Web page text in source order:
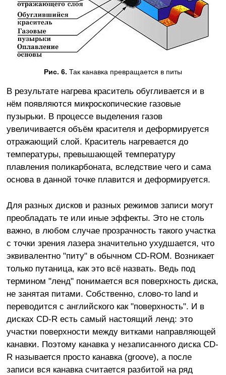
Рис. 6. Так канавка превращается в питы
В результате нагрева краситель обугливается и в
нём появляются микроскопические газовые
пузырьки. В процессе выделения газов
увеличивается объём красителя и деформируется
отражающий слой. Краситель нагревается до
температуры, превышающей температуру
плавления поликарбоната, вследствие чего и сама
основа в данной точке плавится и деформируется.
Для разных дисков и разных режимов записи могут
преобладать те или иные эффекты. Это не столь
важно, в любом случае прозрачность такого участка
с точки зрения лазера значительно ухудшается, что
эквивалентно "питу" в обычном CD-ROM. Возникает
только путаница, как это всё назвать. Ведь под
термином "ленд" понимается вся поверхность диска,
не занятая питами. Собственно, слово-то land и
переводится с английского как "поверхность". И в
дисках CD-R есть самый настоящий ленд: это
участки поверхности между витками направляющей
канавки. Поэтому канавка у незаписанного диска CD-
R называется просто канавка (groоve), а после
записи вся канавка считается разбитой на ряд